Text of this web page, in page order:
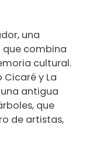
una
combina
cultural.
y La
antigua
que
de artistas,